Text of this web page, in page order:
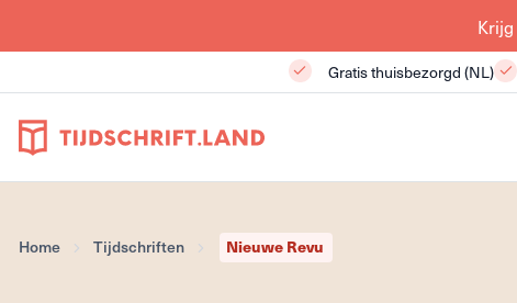
Krijg
Gratis thuisbezorgd (NL)
Home Tijdschriften Nieuwe Revu